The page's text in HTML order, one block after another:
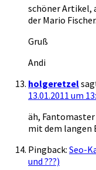
schöner Artikel,
der Mario Fischer.
Gruß
Andi
holgeretzel
13.01.2011 um
äh,
mit dem langen
Pingback: Seo-
und ???)